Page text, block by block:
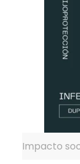
Impacto